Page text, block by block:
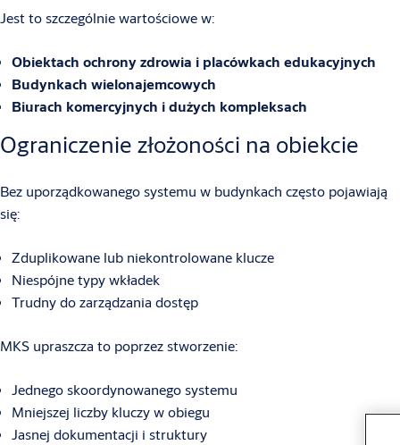
Jest to szczególnie wartościowe w:
Obiektach ochrony zdrowia i placówkach edukacyjnych
Budynkach wielonajemcowych
Biurach komercyjnych i dużych kompleksach
Ograniczenie złożoności na obiekcie
Bez uporządkowanego systemu w budynkach często pojawiają
się:
Zduplikowane lub niekontrolowane klucze
Niespójne typy wkładek
Trudny do zarządzania dostęp
MKS upraszcza to poprzez stworzenie:
Jednego skoordynowanego systemu
Mniejszej liczby kluczy w obiegu
Jasnej dokumentacji i struktury